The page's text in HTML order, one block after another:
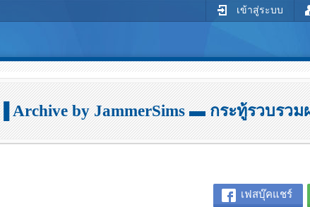
เข้าสู่ระบบ
Archive by JammerSims ▬ กระทู้รวบรว
เฟสบุ๊คแชร์